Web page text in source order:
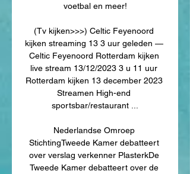
voetbal en meer!
(Tv kijken>>>) Celtic Feyenoord
kijken streaming 13 3 uur geleden —
Celtic Feyenoord Rotterdam kijken
live stream 13/12/2023 3 u 11 uur
Rotterdam kijken 13 december 2023
Streamen High-end
sportsbar/restaurant ...
Nederlandse Omroep
StichtingTweede Kamer debatteert
over verslag verkenner PlasterkDe
Tweede Kamer debatteert over de